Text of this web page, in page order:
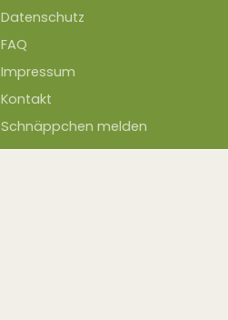
Datenschutz
FAQ
Impressum
Kontakt
Schnäppchen melden